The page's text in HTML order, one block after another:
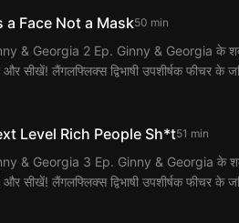
a Face Not a Mask50 min
& Georgia 2 Ep. Ginny & Georgia के शब्द
सीखें! लैंगलफ्लिक्स द्विभाषी उपशीर्षक फीचर के
Level Rich People Sh*t51 min
& Georgia 3 Ep. Ginny & Georgia के शब्द
सीखें! लैंगलफ्लिक्स द्विभाषी उपशीर्षक फीचर के